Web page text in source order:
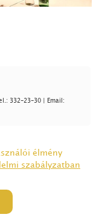
332-23-30 | Email:
élmény
szabályzatban